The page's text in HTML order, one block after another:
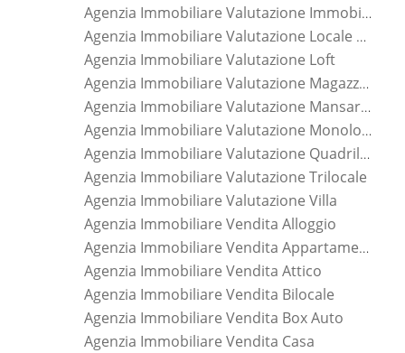
Agenzia Immobiliare Valutazione Immobile
Agenzia Immobiliare Valutazione Locale Commerciale
Agenzia Immobiliare Valutazione Loft
Agenzia Immobiliare Valutazione Magazzino
Agenzia Immobiliare Valutazione Mansarda
Agenzia Immobiliare Valutazione Monolocale
Agenzia Immobiliare Valutazione Quadrilocale
Agenzia Immobiliare Valutazione Trilocale
Agenzia Immobiliare Valutazione Villa
Agenzia Immobiliare Vendita Alloggio
Agenzia Immobiliare Vendita Appartamento
Agenzia Immobiliare Vendita Attico
Agenzia Immobiliare Vendita Bilocale
Agenzia Immobiliare Vendita Box Auto
Agenzia Immobiliare Vendita Casa